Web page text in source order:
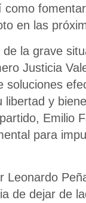
como
en las
de la grave
Justicia
soluciones
libertad y
Emilio
para
Leonardo
de dejar de